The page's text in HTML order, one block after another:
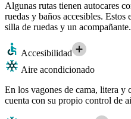
Algunas rutas tienen autocares
ruedas y baños accesibles. Estos
silla de ruedas y un acompañante.
Accesibilidad
Aire acondicionado
En los vagones de cama, litera y
cuenta con su propio control de